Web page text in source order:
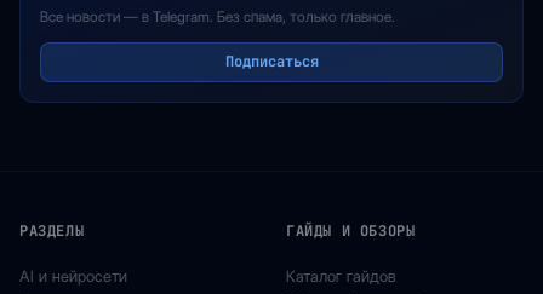
Все новости — в Telegram. Без спама, только главное.
Подписаться
РАЗДЕЛЫ
AI и нейросети
ГАЙДЫ И ОБЗОРЫ
Каталог гайдов